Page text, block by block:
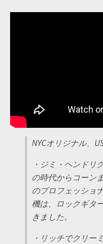
NYCオリジナル、
・ジミ・ヘンドリ
の時代からコーン
のプロフェッショ
機は、ロックギタ
きました。
・リッチでクリー